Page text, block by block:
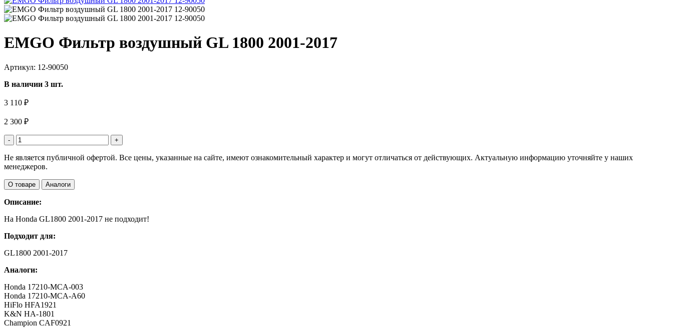
EMGO Фильтр воздушный GL 1800 2001-2017
Артикул: 12-90050
В наличии 3 шт.
3 110 ₽
2 300 ₽
- +
Не является публичной офертой. Все цены, указанные на сайте, имеют ознакомительный характер и могут отличаться от действующих. Актуальную информацию уточняйте у наших
менеджеров.
О товаре Аналоги
Описание:
На Honda GL1800 2001-2017 не подходит!
Подходит для:
GL1800 2001-2017
Аналоги:
Honda 17210-MCA-003
Honda 17210-MCA-A60
HiFlo HFA1921
K&N HA-1801
Champion CAF0921